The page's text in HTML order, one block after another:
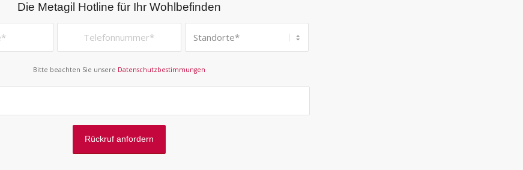
Die Metagil Hotline für Ihr Wohlbefinden
Bitte beachten Sie unsere Datenschutzbestimmungen